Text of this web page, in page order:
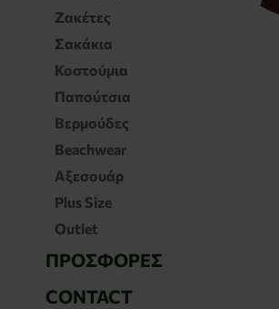
Ζακέτες
Σακάκια
Κοστούμια
Παπούτσια
Βερμούδες
Beachwear
Αξεσουάρ
Plus Size
Outlet
ΠΡΟΣΦΟΡΈΣ
CONTACT